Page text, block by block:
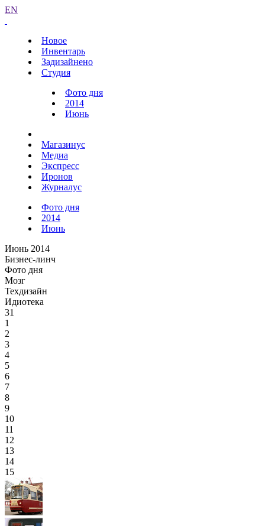
EN
Новое
Инвентарь
Задизайнено
Студия
Фото дня
2014
Июнь
Магазинус
Медиа
Экспресс
Иронов
Журналус
Фото дня
2014
Июнь
Июнь 2014
Бизнес-линч
Фото дня
Мозг
Техдизайн
Идиотека
31
1
2
3
4
5
6
7
8
9
10
11
12
13
14
15